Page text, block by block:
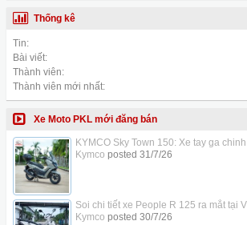
Thống kê
Tin:
Bài viết:
Thành viên:
Thành viên mới nhất:
Xe Moto PKL mới đăng bán
KYMCO Sky Town 150: Xe tay ga
Kymco posted 31/7/26
Soi chi tiết xe People R 125 ra mắt tại
Kymco posted 30/7/26